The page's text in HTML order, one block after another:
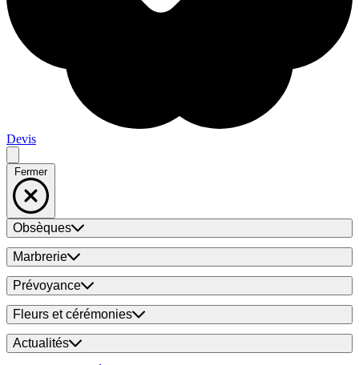
Devis
Fermer
Obsèques
Marbrerie
Prévoyance
Fleurs et cérémonies
Actualités